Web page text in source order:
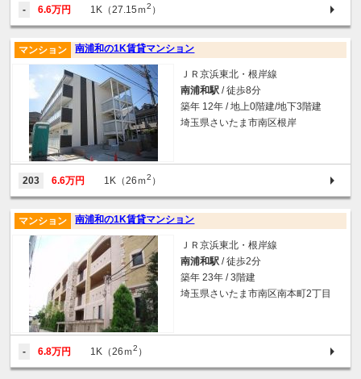
- 6.6万円 1K（27.15ｍ2 ）
南浦和の1K賃貸マンション
マンション
ＪＲ京浜東北・根岸線
南浦和駅 / 徒歩8分
築年 12年 / 地上0階建/地下3階建
埼玉県さいたま市南区根岸
203 6.6万円 1K（26ｍ2 ）
南浦和の1K賃貸マンション
マンション
ＪＲ京浜東北・根岸線
南浦和駅 / 徒歩2分
築年 23年 / 3階建
埼玉県さいたま市南区南本町2丁目
- 6.8万円 1K（26ｍ2 ）